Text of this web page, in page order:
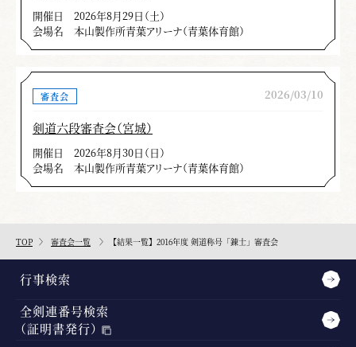
開催日
2026年8月29日（土）
会場名
本山製作所青葉アリーナ（青葉体育館）
審査会 2026/03/10
剣道六段審査会（宮城）
開催日
2026年8月30日（日）
会場名
本山製作所青葉アリーナ（青葉体育館）
TOP 審査会一覧 【結果一覧】2016年度 剣道称号「錬士」審査会
行事検索
全剣連番号検索
（証明書発行）